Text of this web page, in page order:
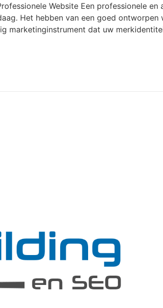
Website Een professionele en
Het hebben van een goed ontworpen
marketinginstrument dat uw